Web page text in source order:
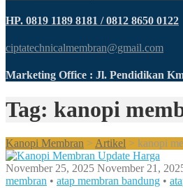
HP. 0819 1189 8181 / 0812 8650 0122
ciptatechnicalmembran@gmail.com
Marketing Office : Jl. Pendidikan
Tag: kanopi
Kanopi Membran > Artikel > kanopi
November 25, 2025 November 21,
membran • atap membran bandung •